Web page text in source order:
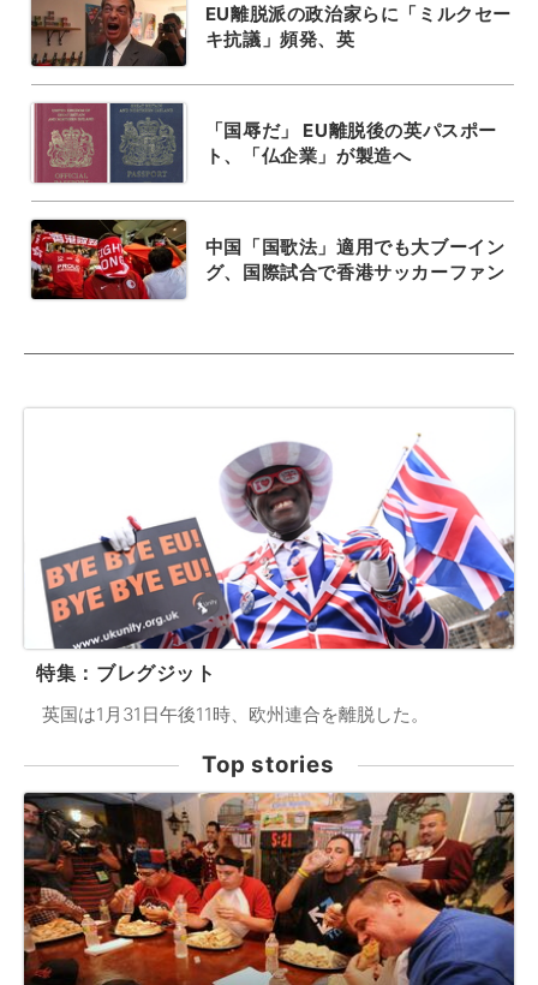
EU離脱派の政治家らに「ミルクセー
キ抗議」頻発、英
「国辱だ」 EU離脱後の英パスポー
ト、「仏企業」が製造へ
中国「国歌法」適用でも大ブーイン
グ、国際試合で香港サッカーファン
特集：ブレグジット
英国は1月31日午後11時、欧州連合を離脱した。
Top stories